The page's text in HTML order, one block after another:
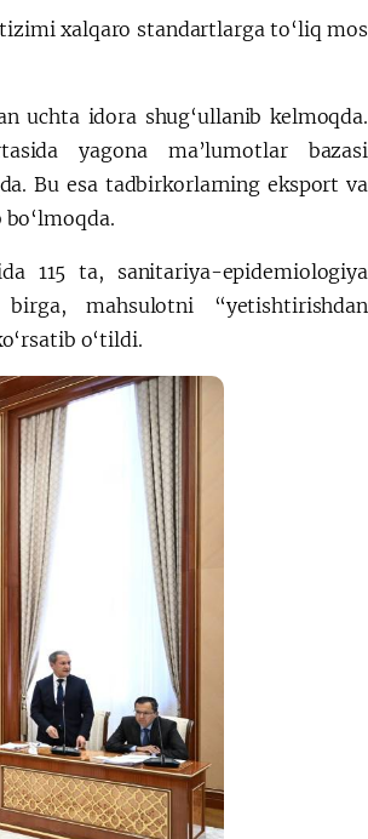
xalqaro standartlarga to‘liq mos
uchta idora shug‘ullanib kelmoqda.
yagona ma’lumotlar bazasi
Bu esa tadbirkorlarning eksport va
115 ta, sanitariya-epidemiologiya
mahsulotni “yetishtirishdan
o‘tildi.